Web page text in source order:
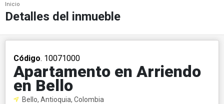
Inicio
Detalles del inmueble
Código. 10071000
Apartamento en Arriendo
en Bello
Bello, Antioquia, Colombia